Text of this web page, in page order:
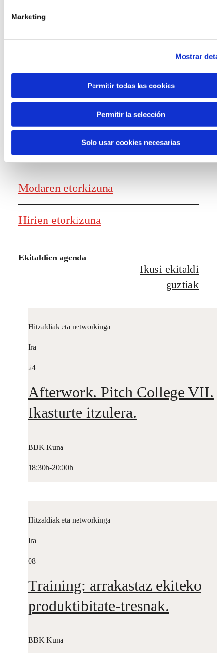
Marketing
Mostrar
Permitir todas las cookies
Permitir la selección
Solo usar cookies necesarias
Ezagutza sortzea
Lanaren etorkizunaren txostena
Elikagaien etorkizuna
Modaren etorkizuna
Hirien etorkizuna
Ekitaldien agenda
Ikusi ekitaldi
guztiak
Hitzaldiak eta networkinga
Ira
24
Afterwork. Pitch College VII.
Ikasturte itzulera.
BBK Kuna
18:30h-20:00h
Hitzaldiak eta networkinga
Ira
08
Training: arrakastaz ekiteko
produktibitate-tresnak.
BBK Kuna